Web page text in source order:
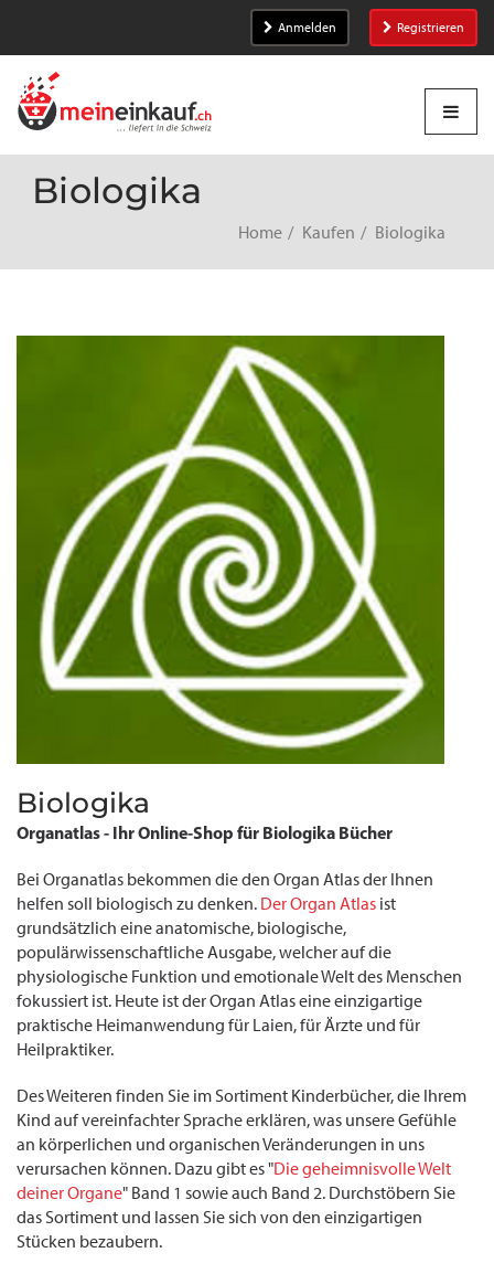
Anmelden Registrieren
Biologika
Home Kaufen Biologika
Biologika
Organatlas - Ihr Online-Shop für Biologika Bücher
Bei Organatlas bekommen die den Organ Atlas der Ihnen
helfen soll biologisch zu denken. Der Organ Atlas ist
grundsätzlich eine anatomische, biologische,
populärwissenschaftliche Ausgabe, welcher auf die
physiologische Funktion und emotionale Welt des Menschen
fokussiert ist. Heute ist der Organ Atlas eine einzigartige
praktische Heimanwendung für Laien, für Ärzte und für
Heilpraktiker.
Des Weiteren finden Sie im Sortiment Kinderbücher, die Ihrem
Kind auf vereinfachter Sprache erklären, was unsere Gefühle
an körperlichen und organischen Veränderungen in uns
verursachen können. Dazu gibt es "Die geheimnisvolle Welt
deiner Organe" Band 1 sowie auch Band 2. Durchstöbern Sie
das Sortiment und lassen Sie sich von den einzigartigen
Stücken bezaubern.